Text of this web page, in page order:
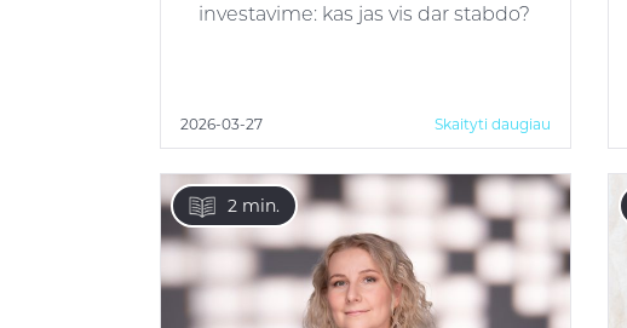
investavime: kas jas vis dar stabdo?
2026-03-27 Skaityti daugiau
2 min.